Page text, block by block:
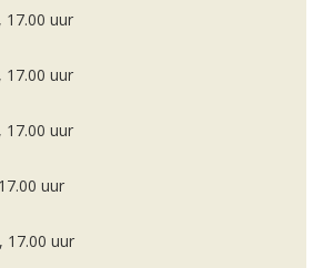
17.00 uur
17.00 uur
17.00 uur
uur
17.00 uur